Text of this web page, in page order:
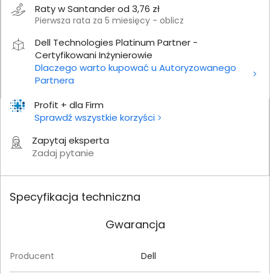
Profit + dla Firm
Sprawdź wszystkie korzyści
Zapytaj eksperta
Zadaj pytanie
Raty w Santander od 3,76 zł
Pierwsza rata za 5 miesięcy - oblicz
Dell Technologies Platinum Partner -
Certyfikowani Inżynierowie
Dlaczego warto kupować u Autoryzowanego
Partnera
Specyfikacja techniczna
Gwarancja
Producent Dell